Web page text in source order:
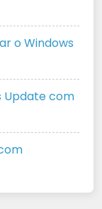
o Windows
Update com